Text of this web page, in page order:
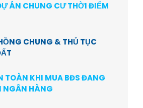
ÁN CHUNG CƯ THỜI ĐIỂM
CHUNG & THỦ TỤC
TOÀN KHI MUA BĐS ĐANG
NGÂN HÀNG